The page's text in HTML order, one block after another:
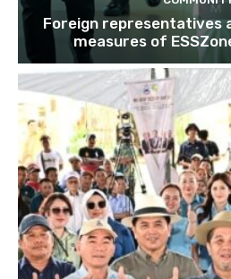
Foreign representatives
measures of